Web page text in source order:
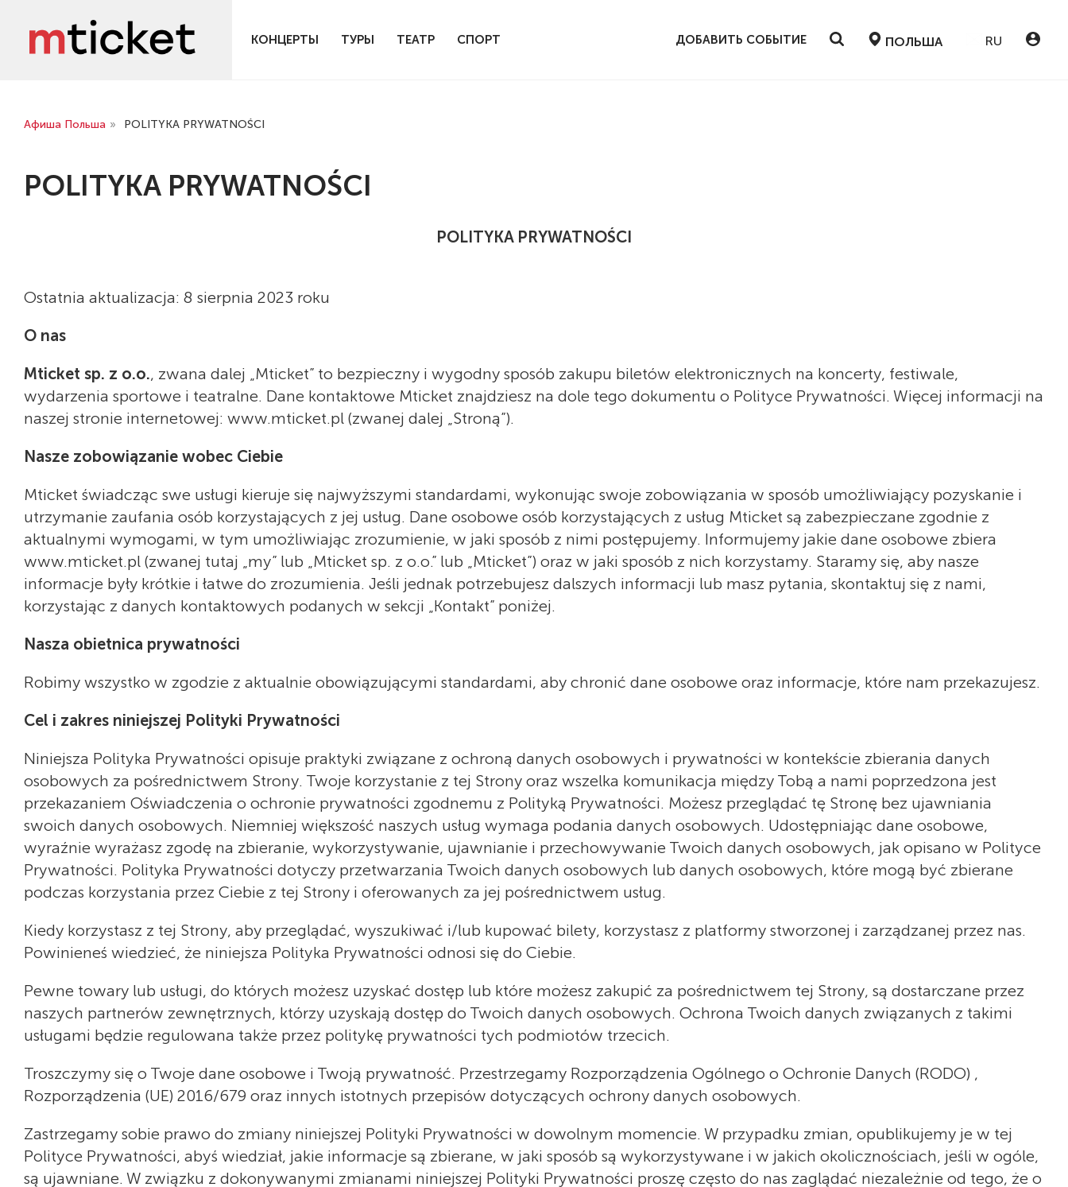
КОНЦЕРТЫ ТУРЫ ТЕАТР СПОРТ ДОБАВИТЬ СОБЫТИЕ ПОЛЬША RU
Афиша Польша » POLITYKA PRYWATNOŚCI
POLITYKA PRYWATNOŚCI
POLITYKA PRYWATNOŚCI
Ostatnia aktualizacja: 8 sierpnia 2023 roku
O nas
Mticket sp. z o.o., zwana dalej „Mticket” to bezpieczny i wygodny sposób zakupu biletów elektronicznych na koncerty, festiwale,
wydarzenia sportowe i teatralne. Dane kontaktowe Mticket znajdziesz na dole tego dokumentu o Polityce Prywatności. Więcej informacji na
naszej stronie internetowej: www.mticket.pl (zwanej dalej „Stroną”).
Nasze zobowiązanie wobec Ciebie
Mticket świadcząc swe usługi kieruje się najwyższymi standardami, wykonując swoje zobowiązania w sposób umożliwiający pozyskanie i
utrzymanie zaufania osób korzystających z jej usług. Dane osobowe osób korzystających z usług Mticket są zabezpieczane zgodnie z
aktualnymi wymogami, w tym umożliwiając zrozumienie, w jaki sposób z nimi postępujemy. Informujemy jakie dane osobowe zbiera
www.mticket.pl (zwanej tutaj „my” lub „Mticket sp. z o.o.” lub „Mticket”) oraz w jaki sposób z nich korzystamy. Staramy się, aby nasze
informacje były krótkie i łatwe do zrozumienia. Jeśli jednak potrzebujesz dalszych informacji lub masz pytania, skontaktuj się z nami,
korzystając z danych kontaktowych podanych w sekcji „Kontakt” poniżej.
Nasza obietnica prywatności
Robimy wszystko w zgodzie z aktualnie obowiązującymi standardami, aby chronić dane osobowe oraz informacje, które nam przekazujesz.
Cel i zakres niniejszej Polityki Prywatności
Niniejsza Polityka Prywatności opisuje praktyki związane z ochroną danych osobowych i prywatności w kontekście zbierania danych
osobowych za pośrednictwem Strony. Twoje korzystanie z tej Strony oraz wszelka komunikacja między Tobą a nami poprzedzona jest
przekazaniem Oświadczenia o ochronie prywatności zgodnemu z Polityką Prywatności. Możesz przeglądać tę Stronę bez ujawniania
swoich danych osobowych. Niemniej większość naszych usług wymaga podania danych osobowych. Udostępniając dane osobowe,
wyraźnie wyrażasz zgodę na zbieranie, wykorzystywanie, ujawnianie i przechowywanie Twoich danych osobowych, jak opisano w Polityce
Prywatności. Polityka Prywatności dotyczy przetwarzania Twoich danych osobowych lub danych osobowych, które mogą być zbierane
podczas korzystania przez Ciebie z tej Strony i oferowanych za jej pośrednictwem usług.
Kiedy korzystasz z tej Strony, aby przeglądać, wyszukiwać i/lub kupować bilety, korzystasz z platformy stworzonej i zarządzanej przez nas.
Powinieneś wiedzieć, że niniejsza Polityka Prywatności odnosi się do Ciebie.
Pewne towary lub usługi, do których możesz uzyskać dostęp lub które możesz zakupić za pośrednictwem tej Strony, są dostarczane przez
naszych partnerów zewnętrznych, którzy uzyskają dostęp do Twoich danych osobowych. Ochrona Twoich danych związanych z takimi
usługami będzie regulowana także przez politykę prywatności tych podmiotów trzecich.
Troszczymy się o Twoje dane osobowe i Twoją prywatność. Przestrzegamy Rozporządzenia Ogólnego o Ochronie Danych (RODO) ,
Rozporządzenia (UE) 2016/679 oraz innych istotnych przepisów dotyczących ochrony danych osobowych.
Zastrzegamy sobie prawo do zmiany niniejszej Polityki Prywatności w dowolnym momencie. W przypadku zmian, opublikujemy je w tej
Polityce Prywatności, abyś wiedział, jakie informacje są zbierane, w jaki sposób są wykorzystywane i w jakich okolicznościach, jeśli w ogóle,
są ujawniane. W związku z dokonywanymi zmianami niniejszej Polityki Prywatności proszę często do nas zaglądać niezależnie od tego, że o